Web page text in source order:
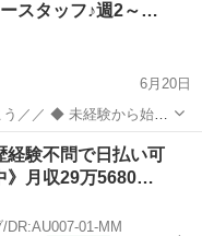
スタッフ♪週2～…
6月20日
験から始め
ことは先輩STAFFが丁寧
ッフ
経験不問で日払い可
》月収29万5680…
01-MM